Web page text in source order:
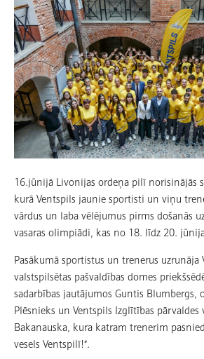
16.jūnijā Livonijas ordeņa pilī norisinājās
kurā Ventspils jaunie sportisti un viņu
vārdus un laba vēlējumus pirms došanās
vasaras olimpiādi, kas no 18. līdz 20.
Pasākumā sportistus un trenerus uzrunāja
valstspilsētas pašvaldības domes
sadarbības jautājumos Guntis Blumbergs,
Plēsnieks un Ventspils Izglītības pārvaldes
Bakanauska, kura katram trenerim
vesels Ventspilī!”.